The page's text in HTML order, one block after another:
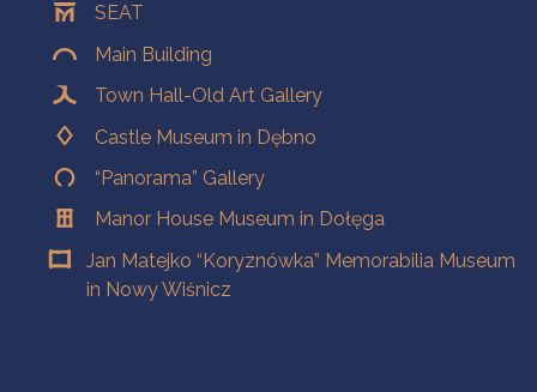
SEAT
Main Building
Town Hall-Old Art Gallery
Castle Museum in Dębno
“Panorama” Gallery
Manor House Museum in Dołęga
Jan Matejko “Koryznówka” Memorabilia Museum
in Nowy Wiśnicz